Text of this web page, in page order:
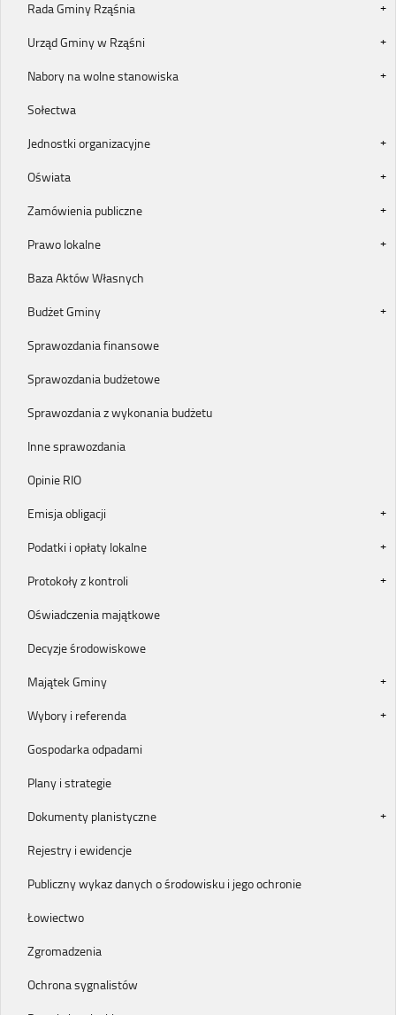
Rada Gminy Rząśnia
Urząd Gminy w Rząśni
Nabory na wolne stanowiska
Sołectwa
Jednostki organizacyjne
Oświata
Zamówienia publiczne
Prawo lokalne
Baza Aktów Własnych
Budżet Gminy
Sprawozdania finansowe
Sprawozdania budżetowe
Sprawozdania z wykonania budżetu
Inne sprawozdania
Opinie RIO
Emisja obligacji
Podatki i opłaty lokalne
Protokoły z kontroli
Oświadczenia majątkowe
Decyzje środowiskowe
Majątek Gminy
Wybory i referenda
Gospodarka odpadami
Plany i strategie
Dokumenty planistyczne
Rejestry i ewidencje
Publiczny wykaz danych o środowisku i jego ochronie
Łowiectwo
Zgromadzenia
Ochrona sygnalistów